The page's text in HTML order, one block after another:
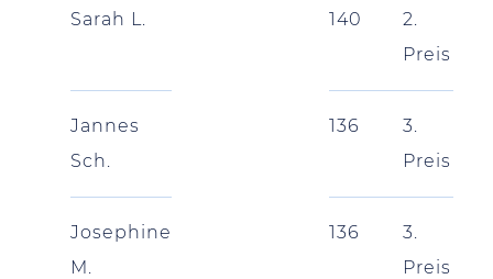
Sarah L. 140
2.
Preis
Jannes
Sch.
136
3.
Preis
Josephine
M.
136
3.
Preis